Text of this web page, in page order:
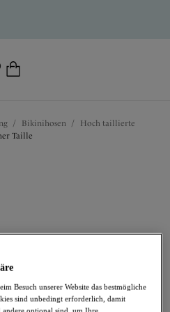
/ Bikinihosen /
Hoch taillierte
Taille
Besuch unserer Website das bestmögliche
sind unbedingt erforderlich, damit